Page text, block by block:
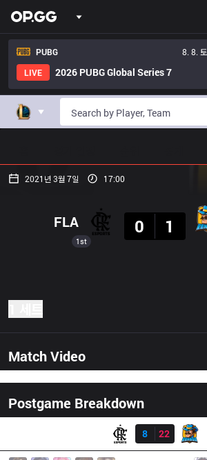
PUBG
8. 8. 토
LIVE
2026 PUBG Global Series 7
2021년 3월 7일 17:00
1st
FLA
0
1
Match Video
Postgame Breakdown
8
22